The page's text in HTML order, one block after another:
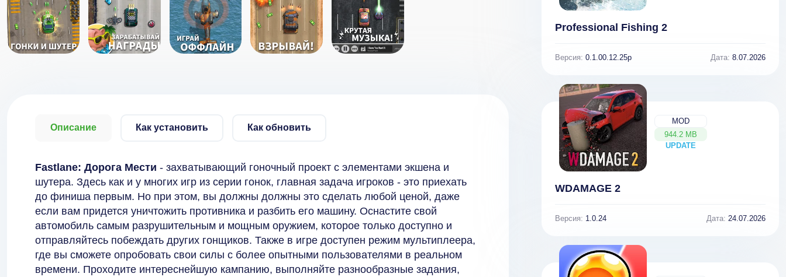
Описание Как установить Как обновить
Fastlane: Дорога Мести - захватывающий гоночный проект с элементами экшена и
шутера. Здесь как и у многих игр из серии гонок, главная задача игроков - это приехать
до финиша первым. Но при этом, вы должны должны это сделать любой ценой, даже
если вам придется уничтожить противника и разбить его машину. Оснастите свой
автомобиль самым разрушительным и мощным оружием, которое только доступно и
отправляйтесь побеждать других гонщиков. Также в игре доступен режим мультиплеера,
где вы сможете опробовать свои силы с более опытными пользователями в реальном
времени. Проходите интереснейшую кампанию, выполняйте разнообразные задания,
Professional Fishing 2
Версия: 0.1.00.12.25p Дата: 8.07.2026
MOD
944.2 MB
UPDATE
NEW
WDAMAGE 2
Версия: 1.0.24 Дата: 24.07.2026